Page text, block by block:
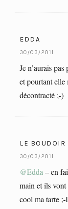
EDDA
30/03/2011
Je n’aurais
et pourtant elle
décontracté ;-)
LE BOUDOIR
30/03/2011
@Edda – en
main et ils
cool ma tarte ;-